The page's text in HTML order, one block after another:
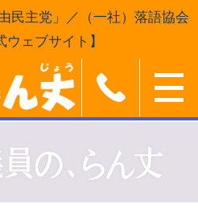
民主党」／（一社）落語協会
ェブサイト】